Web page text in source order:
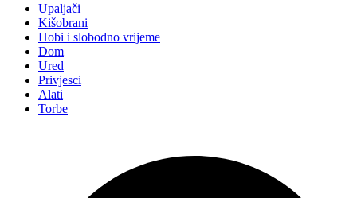
Upaljači
Kišobrani
Hobi i slobodno vrijeme
Dom
Ured
Privjesci
Alati
Torbe